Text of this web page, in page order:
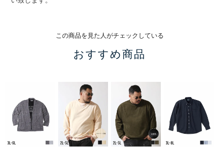
この商品を見た人がチェックしている
おすすめ商品